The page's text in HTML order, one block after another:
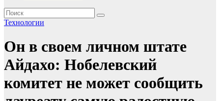
Технологии
Он в своем личном штате
Айдахо: Нобелевский
комитет не может сообщить